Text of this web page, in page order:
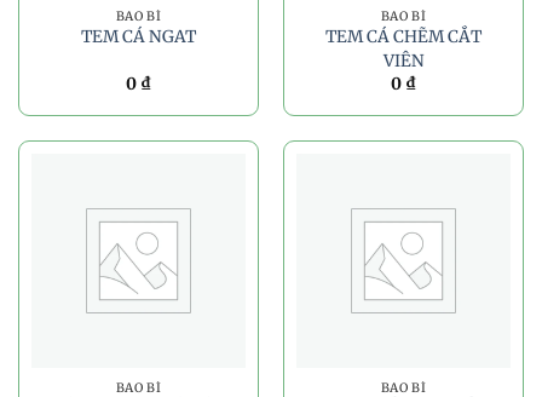
BAO BÌ
TEM CÁ NGAT
0 ₫
BAO BÌ
TEM CÁ CHẼM CẮT
VIÊN
0 ₫
BAO BÌ BAO BÌ